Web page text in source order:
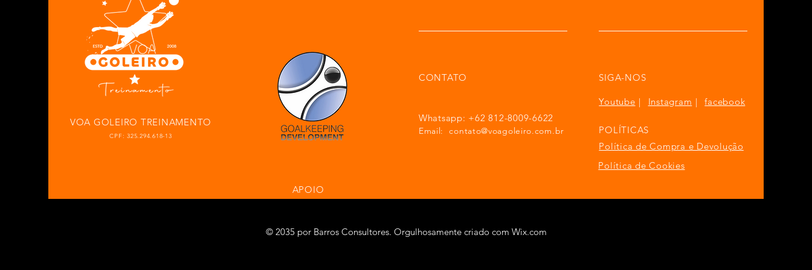
VOA GOLEIRO TREINAMENTO
CPF: 325.294.618-13
APOIO
CONTATO
Whatsapp: +62 812-8009-6622
Email:contato@voagoleiro.com.br
SIGA-NOS
Youtube | Instagram |facebook
POLÍTICAS
Política de Compra e Devolução
Política de Cookies
© 2035 por Barros Consultores. Orgulhosamente criado com Wix.com